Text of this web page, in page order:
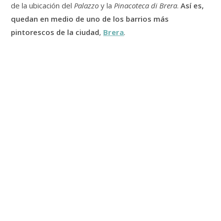
de la ubicación delPalazzo y laPinacoteca di Brera.Así es,
quedan en medio de uno de los barrios más
pintorescos de la ciudad, Brera.